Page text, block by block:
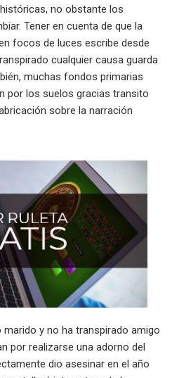
no obstante los
Tener en cuenta de que la
focos de luces escribe desde
cualquier causa guarda
muchas fondos primarias
por los suelos gracias transito
sobre la narración
marido y no ha transpirado amigo
por realizarse una adorno del
dio asesinar en el año